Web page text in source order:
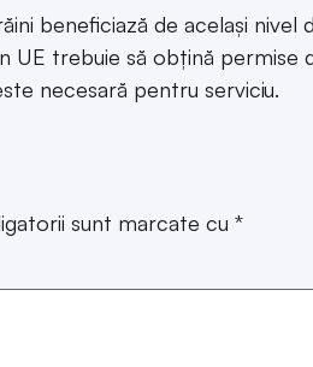
beneficiază de același
trebuie să obțină permise
necesară pentru serviciu.
sunt marcate cu *